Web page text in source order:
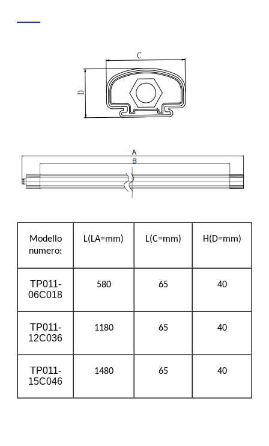
Modello
numero:
L(LA=mm) L(C=mm) H(D=mm)
TP011-
06C018
580 65 40
TP011-
12C036
1180 65 40
TP011-
15C046
1480 65 40